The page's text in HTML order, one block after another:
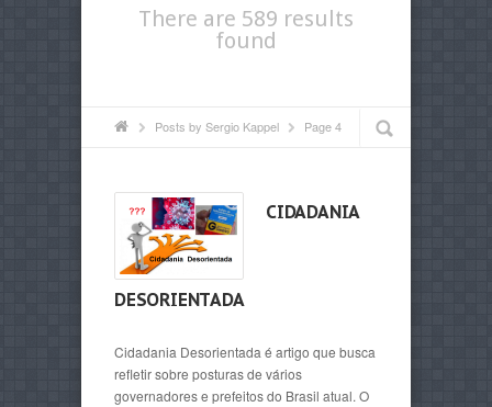
There are 589 results
found
Posts by Sergio Kappel Page 4
CIDADANIA
DESORIENTADA
Cidadania Desorientada é artigo que busca
refletir sobre posturas de vários
governadores e prefeitos do Brasil atual. O